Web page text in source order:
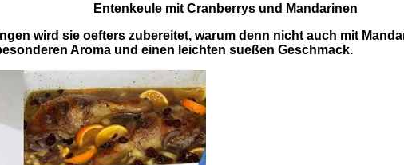
Entenkeule mit Cranberrys und Mandarinen
wird sie oefters zubereitet, warum denn nicht auch mit
Aroma und einen leichten sueßen Geschmack.